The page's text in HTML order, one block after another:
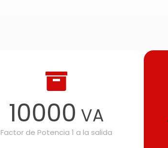
10000 VA
Factor de Potencia 1 a la salida